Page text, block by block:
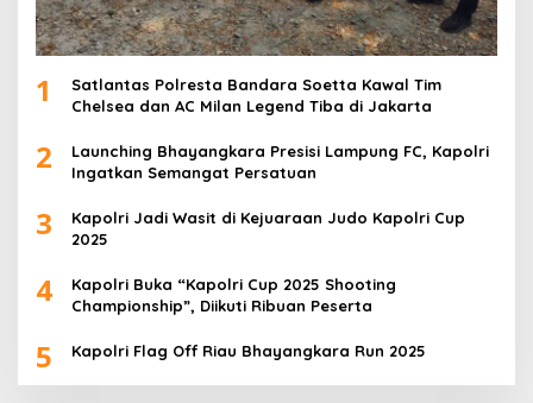
1
Satlantas Polresta Bandara Soetta Kawal Tim
Chelsea dan AC Milan Legend Tiba di Jakarta
2
Launching Bhayangkara Presisi Lampung FC, Kapolri
Ingatkan Semangat Persatuan
3
Kapolri Jadi Wasit di Kejuaraan Judo Kapolri Cup
2025
4
Kapolri Buka “Kapolri Cup 2025 Shooting
Championship”, Diikuti Ribuan Peserta
5 Kapolri Flag Off Riau Bhayangkara Run 2025